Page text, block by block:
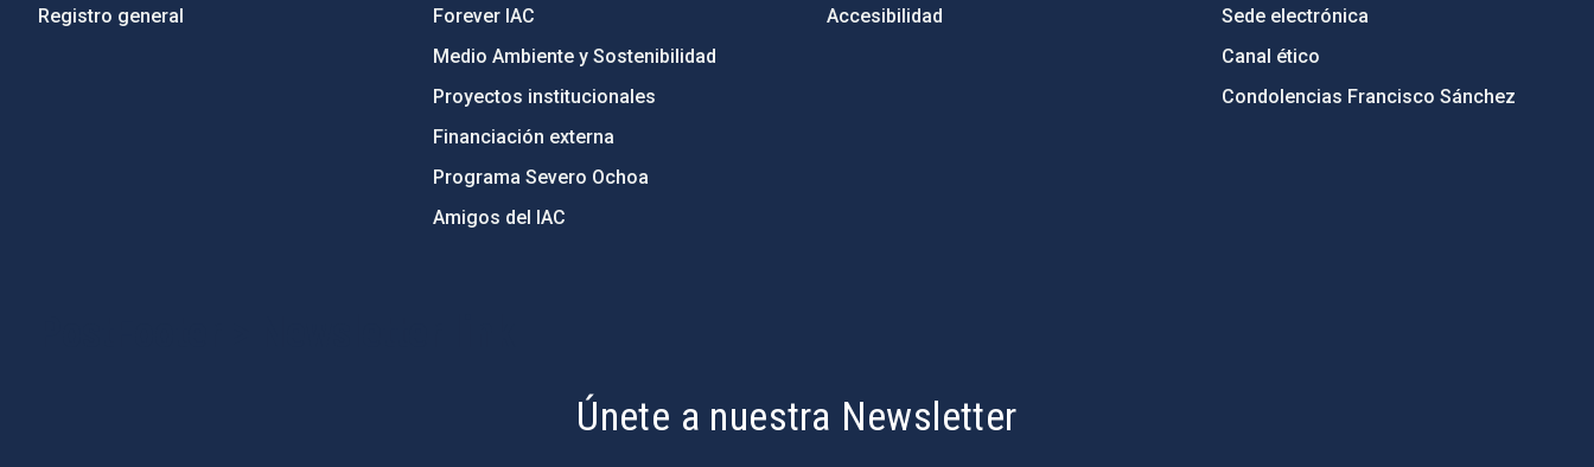
Registro general
Forever IAC
Medio Ambiente y Sostenibilidad
Proyectos institucionales
Financiación externa
Programa Severo Ochoa
Amigos del IAC
Accesibilidad
Sede electrónica
Canal ético
Condolencias Francisco Sánchez
Únete a nuestra Newsletter